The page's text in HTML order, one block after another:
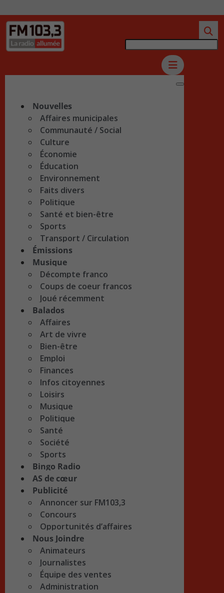
Nouvelles
Affaires municipales
Communauté / Social
Culture
Économie
Éducation
Environnement
Faits divers
Politique
Santé et bien-être
Sports
Transport / Circulation
Émissions
Musique
Décompte franco
Coups de coeur francos
Joué récemment
Balados
Affaires
Art de vivre
Bien-être
Emploi
Finances
Infos citoyennes
Loisirs
Musique
Politique
Santé
Société
Sports
Bingo Radio
AS de cœur
Publicité
Annoncer sur FM103,3
Concours
Opportunités d’affaires
Nous Joindre
Animateurs
Journalistes
Équipe des ventes
Administration